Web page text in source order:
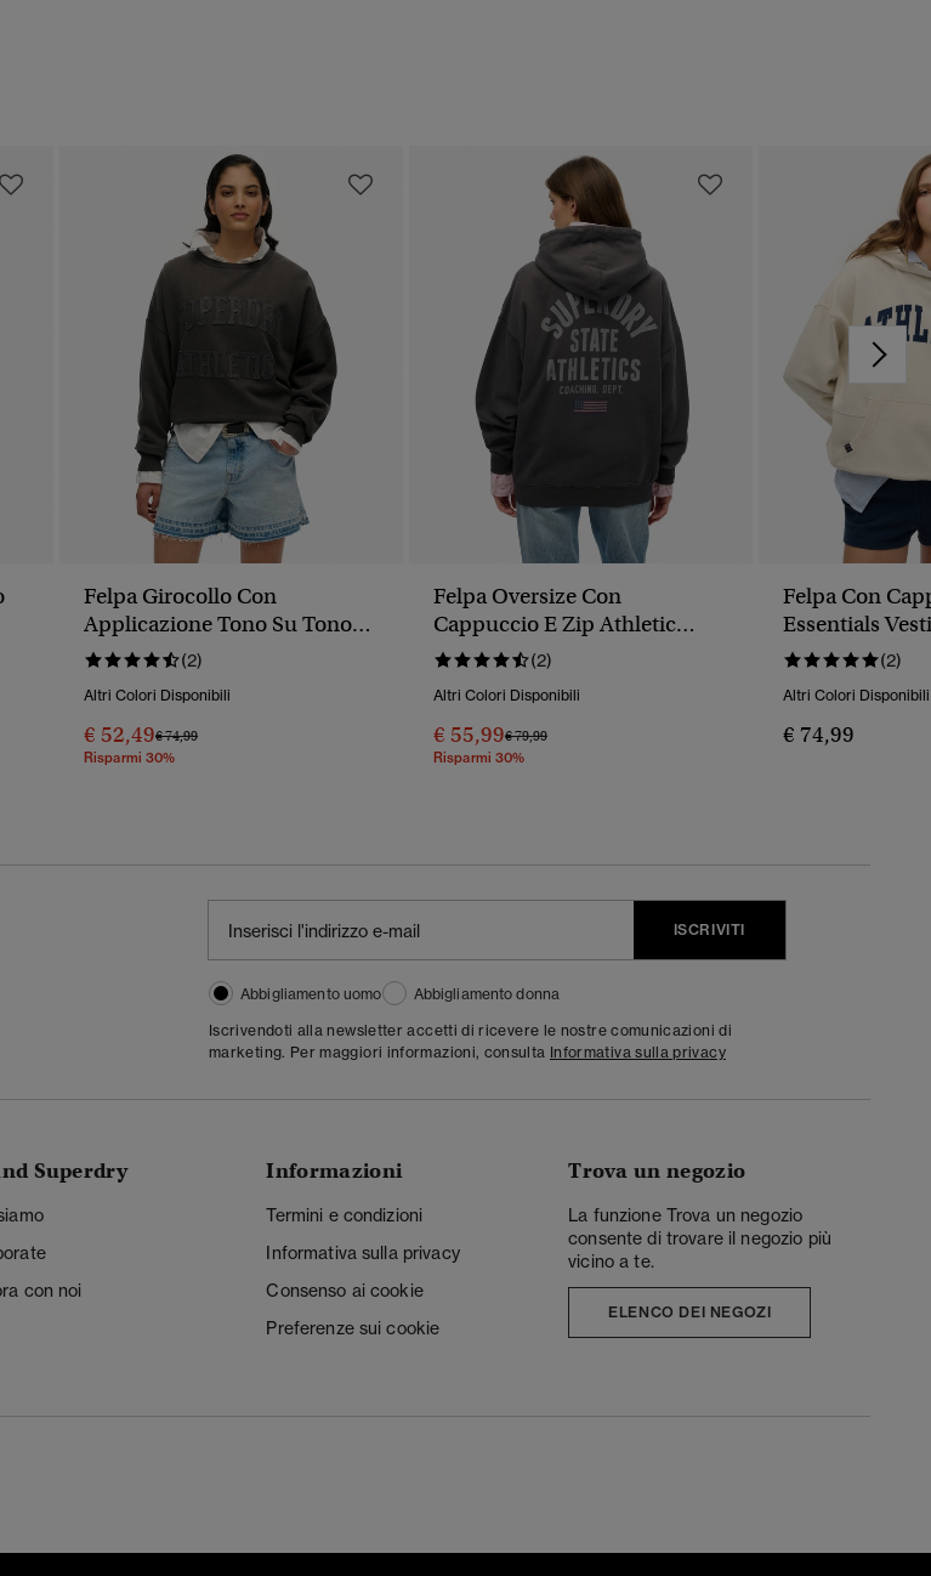
Felpa Girocollo Con
Applicazione Tono Su Tono
Athletic Essentials
(2)
Altri Colori Disponibili
€ 52,49Prezzo Ridotto Da
€ 74,99A
Risparmi 30%
Felpa Oversize Con
Cappuccio E Zip Athletic
Essentials(2)
Altri Colori Disponibili
€ 55,99Prezzo Ridotto Da
€ 79,99A
Risparmi 30%
Felpa Con
Essentials
(2)
Altri Colori Disponibili
€ 74,99
ISCRIVITI
Abbigliamento uomo
Abbigliamento donna
Iscrivendoti alla newsletter accetti di ricevere le nostre comunicazioni di
marketing. Per maggiori informazioni, consulta Informativa sulla privacy
Superdry
con noi
Informazioni
Termini e condizioni
Informativa sulla privacy
Consenso ai cookie
Preferenze sui cookie
Trova un negozio
La funzione Trova un negozio
consente di trovare il negozio più
vicino a te.
ELENCO DEI NEGOZI